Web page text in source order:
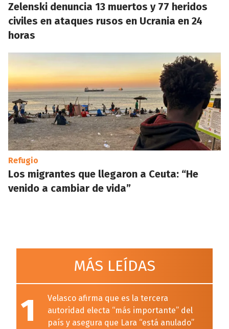
Zelenski denuncia 13 muertos y 77 heridos
civiles en ataques rusos en Ucrania en 24
horas
Refugio
Los migrantes que llegaron a Ceuta: “He
venido a cambiar de vida”
MÁS LEÍDAS
1
Velasco afirma que es la tercera
autoridad electa “más importante” del
país y asegura que Lara “está anulado”